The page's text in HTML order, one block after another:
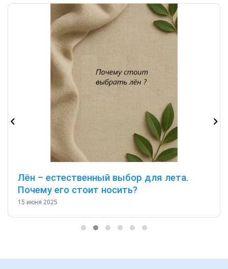
Лён – естественный выбор для лета.
Почему его стоит носить?
15 июня 2025